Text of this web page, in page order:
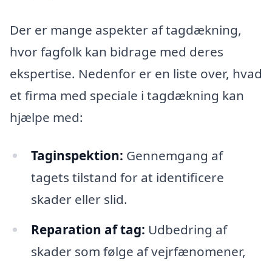
Der er mange aspekter af tagdækning,
hvor fagfolk kan bidrage med deres
ekspertise. Nedenfor er en liste over, hvad
et firma med speciale i tagdækning kan
hjælpe med:
Taginspektion: Gennemgang af
tagets tilstand for at identificere
skader eller slid.
Reparation af tag: Udbedring af
skader som følge af vejrfænomener,